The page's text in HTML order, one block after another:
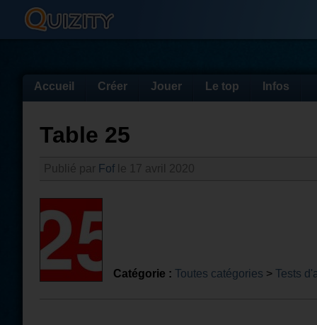
Accueil Créer Jouer Le top Infos
Table 25
Fof
Catégorie : Toutes catégories > Tests